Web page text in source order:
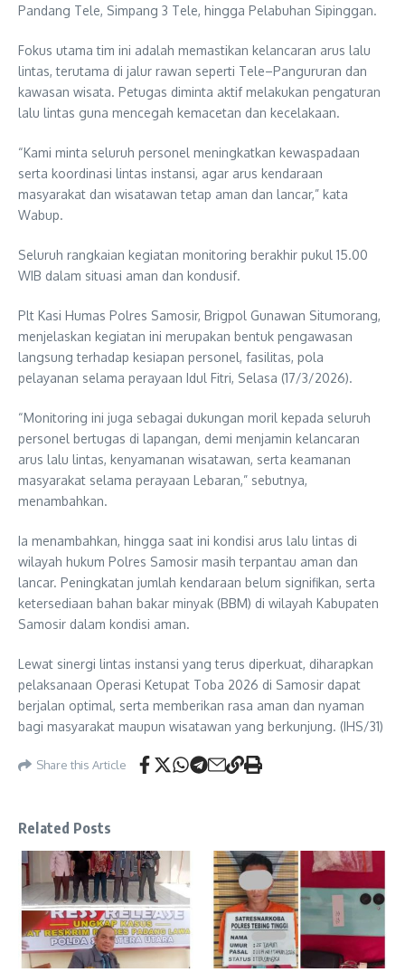
Pandang Tele, Simpang 3 Tele, hingga Pelabuhan Sipinggan.
Fokus utama tim ini adalah memastikan kelancaran arus lalu
lintas, terutama di jalur rawan seperti Tele–Pangururan dan
kawasan wisata. Petugas diminta aktif melakukan pengaturan
lalu lintas guna mencegah kemacetan dan kecelakaan.
“Kami minta seluruh personel meningkatkan kewaspadaan
serta koordinasi lintas instansi, agar arus kendaraan
masyarakat dan wisatawan tetap aman dan lancar,” kata
Wabup.
Seluruh rangkaian kegiatan monitoring berakhir pukul 15.00
WIB dalam situasi aman dan kondusif.
Plt Kasi Humas Polres Samosir, Brigpol Gunawan Situmorang,
menjelaskan kegiatan ini merupakan bentuk pengawasan
langsung terhadap kesiapan personel, fasilitas, pola
pelayanan selama perayaan Idul Fitri, Selasa (17/3/2026).
“Monitoring ini juga sebagai dukungan moril kepada seluruh
personel bertugas di lapangan, demi menjamin kelancaran
arus lalu lintas, kenyamanan wisatawan, serta keamanan
masyarakat selama perayaan Lebaran,” sebutnya,
menambahkan.
Ia menambahkan, hingga saat ini kondisi arus lalu lintas di
wilayah hukum Polres Samosir masih terpantau aman dan
lancar. Peningkatan jumlah kendaraan belum signifikan, serta
ketersediaan bahan bakar minyak (BBM) di wilayah Kabupaten
Samosir dalam kondisi aman.
Lewat sinergi lintas instansi yang terus diperkuat, diharapkan
pelaksanaan Operasi Ketupat Toba 2026 di Samosir dapat
berjalan optimal, serta memberikan rasa aman dan nyaman
bagi masyarakat maupun wisatawan yang berkunjung. (IHS/31)
Share this Article
Related Posts